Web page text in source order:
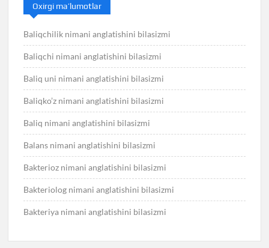
Oxirgi ma’lumotlar
Baliqchilik nimani anglatishini bilasizmi
Baliqchi nimani anglatishini bilasizmi
Baliq uni nimani anglatishini bilasizmi
Baliqko’z nimani anglatishini bilasizmi
Baliq nimani anglatishini bilasizmi
Balans nimani anglatishini bilasizmi
Bakterioz nimani anglatishini bilasizmi
Bakteriolog nimani anglatishini bilasizmi
Bakteriya nimani anglatishini bilasizmi